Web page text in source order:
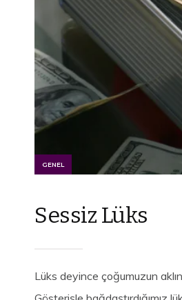
GENEL
Sessiz Lüks
Lüks deyince çoğumuzun